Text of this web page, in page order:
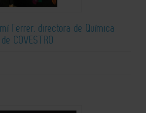
Ferrer, directora de Química
COVESTRO